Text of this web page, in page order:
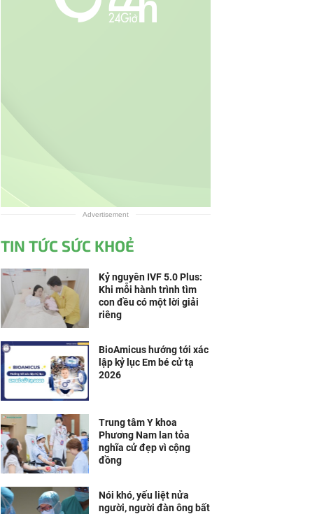
Advertisement
TIN TỨC SỨC KHOẺ
Kỷ nguyên IVF 5.0 Plus:
Khi mỗi hành trình tìm
con đều có một lời giải
riêng
BioAmicus hướng tới xác
lập kỷ lục Em bé cử tạ
2026
Trung tâm Y khoa
Phương Nam lan tỏa
nghĩa cử đẹp vì cộng
đồng
Nói khó, yếu liệt nửa
người, người đàn ông bất